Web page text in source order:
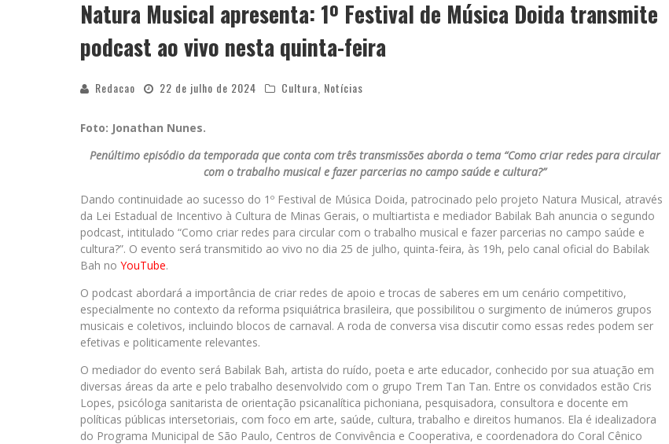
Natura Musical apresenta: 1º Festival de Música Doida transmite
podcast ao vivo nesta quinta-feira
Redacao 22 de julho de 2024 Cultura Notícias
Foto: Jonathan Nunes.
Penúltimo episódio da temporada que conta com três transmissões aborda o tema “Como criar redes para circular
com o trabalho musical e fazer parcerias no campo saúde e cultura?”
Dando continuidade ao sucesso do 1º Festival de Música Doida, patrocinado pelo projeto Natura Musical, através
da Lei Estadual de Incentivo à Cultura de Minas Gerais, o multiartista e mediador Babilak Bah anuncia o segundo
podcast, intitulado “Como criar redes para circular com o trabalho musical e fazer parcerias no campo saúde e
cultura?”. O evento será transmitido ao vivo no dia 25 de julho, quinta-feira, às 19h, pelo canal oficial do Babilak
Bah no YouTube.
O podcast abordará a importância de criar redes de apoio e trocas de saberes em um cenário competitivo,
especialmente no contexto da reforma psiquiátrica brasileira, que possibilitou o surgimento de inúmeros grupos
musicais e coletivos, incluindo blocos de carnaval. A roda de conversa visa discutir como essas redes podem ser
efetivas e politicamente relevantes.
O mediador do evento será Babilak Bah, artista do ruído, poeta e arte educador, conhecido por sua atuação em
diversas áreas da arte e pelo trabalho desenvolvido com o grupo Trem Tan Tan. Entre os convidados estão Cris
Lopes, psicóloga sanitarista de orientação psicanalítica pichoniana, pesquisadora, consultora e docente em
políticas públicas intersetoriais, com foco em arte, saúde, cultura, trabalho e direitos humanos. Ela é idealizadora
do Programa Municipal de São Paulo, Centros de Convivência e Cooperativa, e coordenadora do Coral Cênico